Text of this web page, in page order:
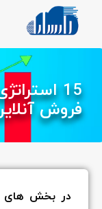
15
فروش آنلاین در
در بخش های